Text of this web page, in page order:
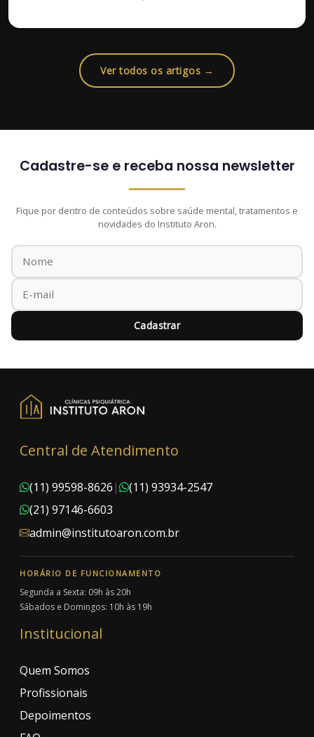
Ver todos os artigos →
Cadastre-se e receba nossa newsletter
Fique por dentro de conteúdos sobre saúde mental, tratamentos e
novidades do Instituto Aron.
Cadastrar
Central de Atendimento
(11) 99598-8626 |
(11) 93934-2547
(21) 97146-6603
admin@institutoaron.com.br
HORÁRIO DE FUNCIONAMENTO
Segunda a Sexta: 09h às 20h
Sábados e Domingos: 10h às 19h
Institucional
Quem Somos
Profissionais
Depoimentos